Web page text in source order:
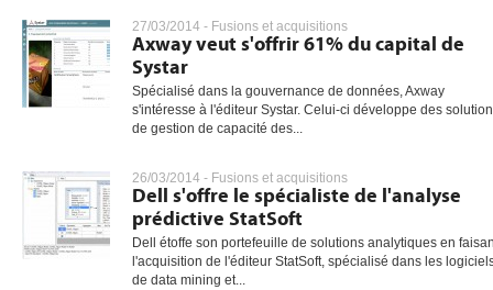
27/03/2014 - Fusions et acquisitions
Axway veut s'offrir 61% du capital de
Systar
Spécialisé dans la gouvernance de données, Axway
s'intéresse à l'éditeur Systar. Celui-ci développe des
de gestion de capacité des...
26/03/2014 - Fusions et acquisitions
Dell s'offre le spécialiste de l'analyse
prédictive StatSoft
Dell étoffe son portefeuille de solutions analytiques en
l'acquisition de l'éditeur StatSoft, spécialisé dans les
de data mining et...